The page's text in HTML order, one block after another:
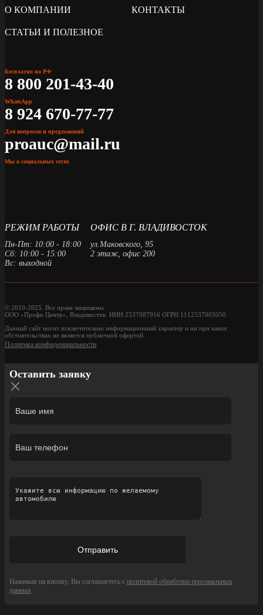
О КОМПАНИИ КОНТАКТЫ
СТАТЬИ И ПОЛЕЗНОЕ
Бесплатно по РФ
8 800 201-43-40
WhatsApp
8 924 670-77-77
Для вопросов и предложений
proauc@mail.ru
Мы в социальных сетях
РЕЖИМ РАБОТЫ
Пн-Пт: 10:00 - 18:00
Сб: 10:00 - 15:00
Вс: выходной
ОФИС В Г. ВЛАДИВОСТОК
ул.Маковского, 95
2 этаж, офис 200
© 2010-2025. Все права защищены.
ООО «Профи Центр», Владивосток. ИНН 2537087916 ОГРН 1112537003050
Данный сайт носит исключительно информационный характер и ни при каких
обстоятельствах не является публичной офертой.
Политика конфиденциальности
Оставить заявку
Нажимая на кнопку, Вы соглашаетесь с политикой обработки персональных
данных